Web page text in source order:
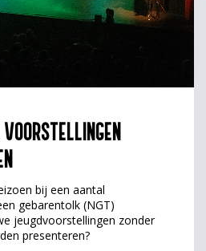
bij een aantal
gebarentolk (NGT)
jeugdvoorstellingen zonder
presenteren?